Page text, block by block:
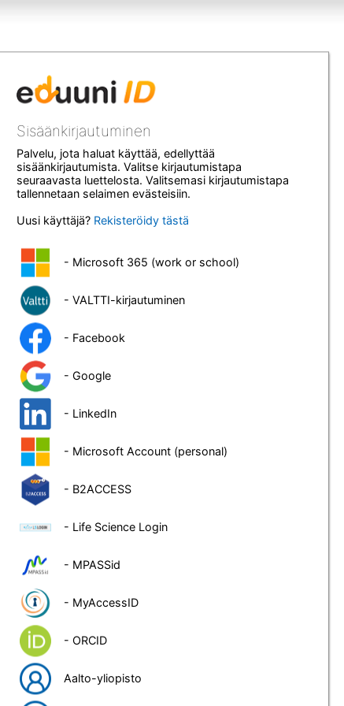
Sisäänkirjautuminen
Palvelu, jota haluat käyttää, edellyttää
sisäänkirjautumista. Valitse kirjautumistapa
seuraavasta luettelosta. Valitsemasi kirjautumistapa
tallennetaan selaimen evästeisiin.
Uusi käyttäjä? Rekisteröidy tästä
- Microsoft 365 (work or school)
- VALTTI-kirjautuminen
- Facebook
- Google
- LinkedIn
- Microsoft Account (personal)
- B2ACCESS
- Life Science Login
- MPASSid
- MyAccessID
- ORCID
Aalto-yliopisto